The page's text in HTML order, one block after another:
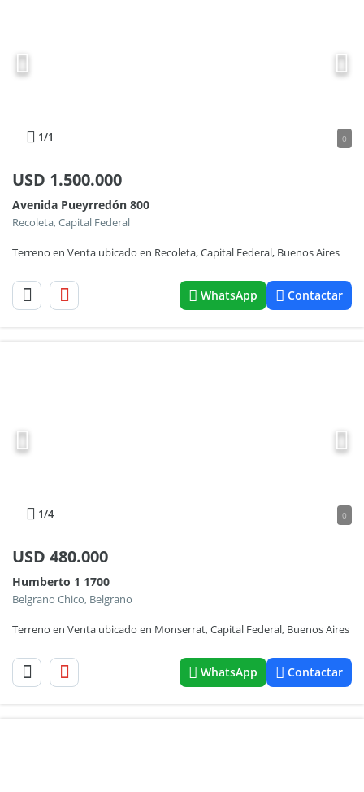
1/1 0
USD 1.500.000
Avenida Pueyrredón 800
Recoleta, Capital Federal
Terreno en Venta ubicado en Recoleta, Capital Federal, Buenos Aires
WhatsApp Contactar
1/4 0
USD 480.000
Humberto 1 1700
Belgrano Chico, Belgrano
Terreno en Venta ubicado en Monserrat, Capital Federal, Buenos Aires
WhatsApp Contactar